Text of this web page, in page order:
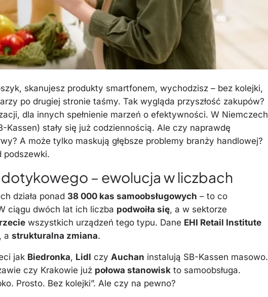
skanujesz produkty smartfonem, wychodzisz – bez kolejki,
po drugiej stronie taśmy. Tak wygląda przyszłość zakupów?
dla innych spełnienie marzeń o efektywności. W Niemczech
Kassen) stały się już codziennością. Ale czy naprawdę
A może tylko maskują głębsze problemy branży handlowej?
podszewki.
– ewolucja w liczbach
działa ponad 38 000 kas samoobsługowych – to co
ciągu dwóch lat ich liczba podwoiła się, a w sektorze
wszystkich urządzeń tego typu. Dane EHI Retail Institute
a strukturalna zmiana.
jak Biedronka, Lidl czy Auchan instalują SB-Kassen masowo.
czy Krakowie już połowa stanowisk to samoobsługa.
Prosto. Bez kolejki”. Ale czy na pewno?